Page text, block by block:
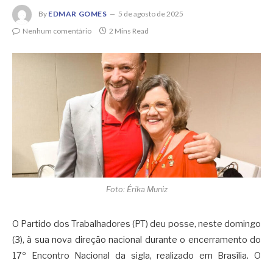
By EDMAR GOMES
5 de agosto de 2025
Nenhum comentário
2 Mins Read
Foto: Érika Muniz
O Partido dos Trabalhadores (PT) deu posse, neste domingo
(3), à sua nova direção nacional durante o encerramento do
17º Encontro Nacional da sigla, realizado em Brasília. O